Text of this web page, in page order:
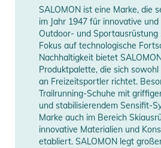
finden Sie direkt am Produkt.
Erscheinungsjahr 2026
Farbe green
Typ
Manufacturer
Information
SALOMON ist eine Marke, die
im Jahr 1947 für innovative
Outdoor- und Sportausrüstung
Fokus auf technologische
Nachhaltigkeit bietet
Produktpalette, die sich
an Freizeitsportler richtet.
Trailrunning-Schuhe mit
und stabilisierendem Sensifit-
Marke auch im Bereich
innovative Materialien und
etabliert. SALOMON legt